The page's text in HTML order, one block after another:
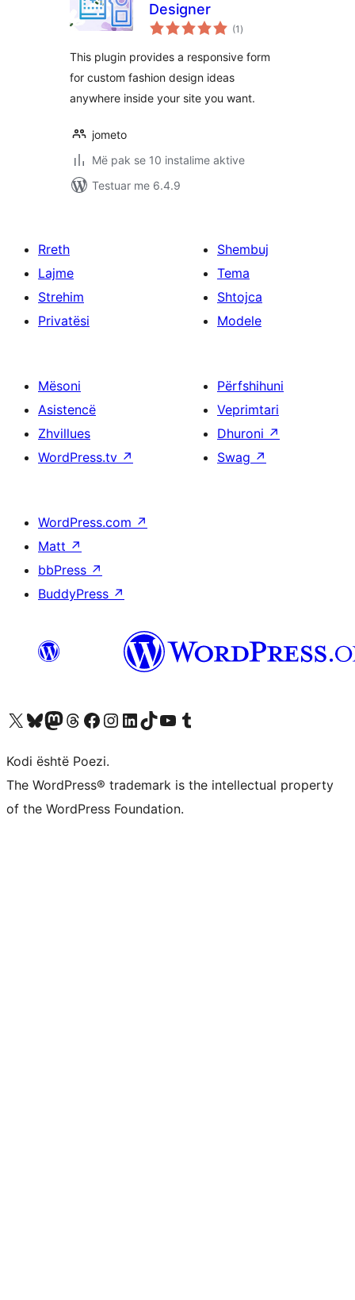
Designer
(1 vlerësime
gjithsej
)
This plugin provides a responsive form
for custom fashion design ideas
anywhere inside your site you want.
jometo
Më pak se 10 instalime aktive
Testuar me 6.4.9
Rreth
Lajme
Strehim
Privatësi
Shembuj
Tema
Shtojca
Modele
Mësoni
Asistencë
Zhvillues
WordPress.tv ↗
Përfshihuni
Veprimtari
Dhuroni ↗
Swag ↗
WordPress.com ↗
Matt ↗
bbPress ↗
BuddyPress ↗
Vizitoni llogarinë tonë X (ish Twitter)
Vizitoni llogarinë tonë Bluesky
Vizitoni llogarinë tonë Mastodon
Vizitoni llogarinë tonë Threads
Vizitoni faqen tonë në Facebook
Vizitoni llogarinë tonë Instagram
Vizitoni llogarinë tonë LinkedIn
Vizitoni llogarinë tonë TikTok
Vizitoni kanalin tonë YouTube
Vizitoni llogarinë tonë Tumblr
Kodi është Poezi.
The WordPress® trademark is the intellectual property
of the WordPress Foundation.